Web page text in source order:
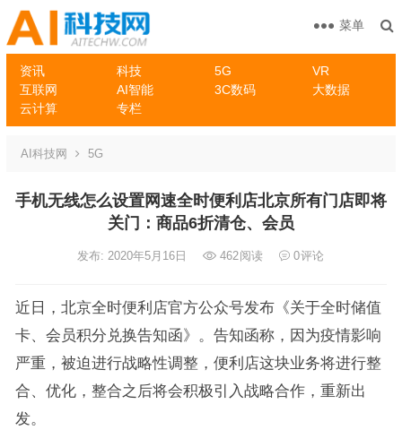
资讯 科技 5G
VR
互联网
AI智能 3C数码
大数据
云计算
专栏
菜单
AI科技网 5G
手机无线怎么设置网速全时便利店北京所有门店即将
关门：商品6折清仓、会员
发布: 2020年5月16日 462阅读 0评论
近日，北京全时便利店官方公众号发布《关于全时储值
卡、会员积分兑换告知函》。告知函称，因为疫情影响
严重，被迫进行战略性调整，便利店这块业务将进行整
合、优化，整合之后将会积极引入战略合作，重新出
发。